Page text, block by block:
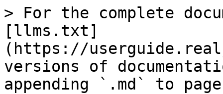
> For the complete
[llms.txt]
(https://
versions of
appending `.md` to